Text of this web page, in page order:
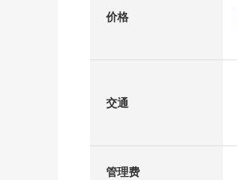
价格
交通
管理费